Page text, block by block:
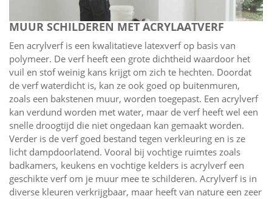
MUUR SCHILDEREN MET ACRYLAATVERF
Een acrylverf is een kwalitatieve latexverf op basis van
polymeer. De verf heeft een grote dichtheid waardoor het
vuil en stof weinig kans krijgt om zich te hechten. Doordat
de verf waterdicht is, kan ze ook goed op buitenmuren,
zoals een bakstenen muur, worden toegepast. Een acrylverf
kan verdund worden met water, maar de verf heeft wel een
snelle droogtijd die niet ongedaan kan gemaakt worden.
Verder is de verf goed bestand tegen verkleuring en is ze
licht dampdoorlatend. Vooral bij vochtige ruimtes zoals
badkamers, keukens en vochtige kelders is acrylverf een
geschikte verf om je muur mee te schilderen. Acrylverf is in
diverse kleuren verkrijgbaar, maar heeft van nature een zeer